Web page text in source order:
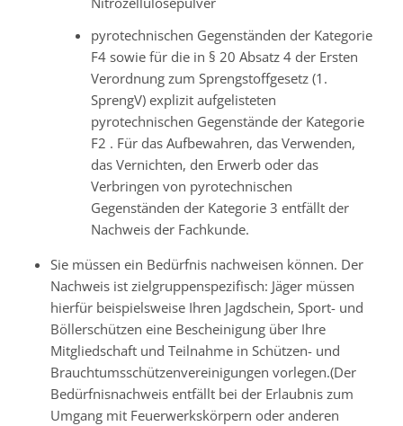
pyrotechnischen Gegenständen der Kategorie
F4 sowie für die in § 20 Absatz 4 der Ersten
Verordnung zum Sprengstoffgesetz (1.
SprengV) explizit aufgelisteten
pyrotechnischen Gegenstände der Kategorie
F2 . Für das Aufbewahren, das Verwenden,
das Vernichten, den Erwerb oder das
Verbringen von pyrotechnischen
Gegenständen der Kategorie 3 entfällt der
Nachweis der Fachkunde.
Sie müssen ein Bedürfnis nachweisen können. Der
Nachweis ist zielgruppenspezifisch: Jäger müssen
hierfür beispielsweise Ihren Jagdschein, Sport- und
Böllerschützen eine Bescheinigung über Ihre
Mitgliedschaft und Teilnahme in Schützen- und
Brauchtumsschützenvereinigungen vorlegen.(Der
Bedürfnisnachweis entfällt bei der Erlaubnis zum
Umgang mit Feuerwerkskörpern oder anderen